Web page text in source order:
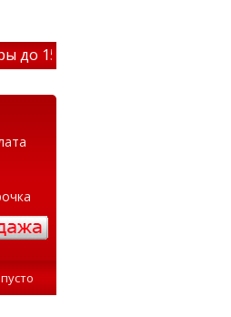
Звони! ✔ Бесплатная